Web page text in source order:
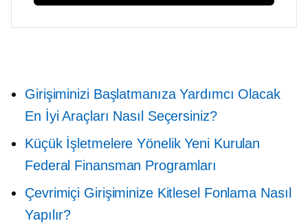
Girişiminizi Başlatmanıza Yardımcı Olacak
En İyi Araçları Nasıl Seçersiniz?
Küçük İşletmelere Yönelik Yeni Kurulan
Federal Finansman Programları
Çevrimiçi Girişiminize Kitlesel Fonlama Nasıl
Yapılır?